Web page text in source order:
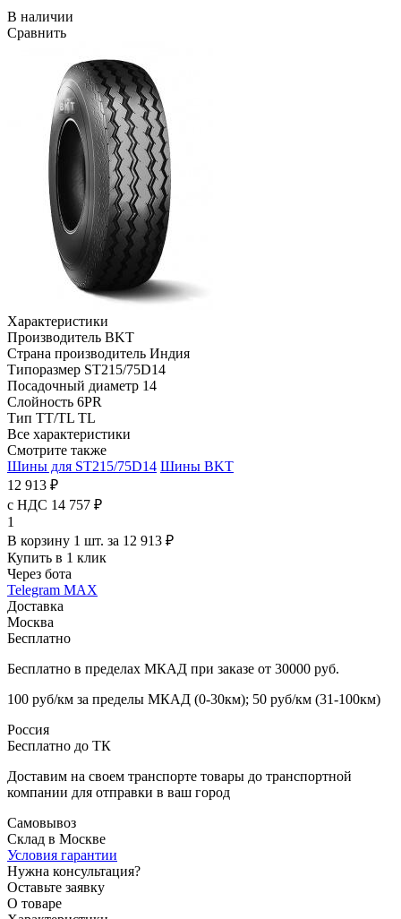
В наличии
Сравнить
Характеристики
Производитель BKT
Страна производитель Индия
Типоразмер ST215/75D14
Посадочный диаметр 14
Слойность 6PR
Тип TT/TL TL
Все характеристики
Смотрите также
Шины для ST215/75D14 Шины BKT
12 913 ₽
с НДС 14 757 ₽
1
В корзину 1 шт. за 12 913 ₽
Купить в 1 клик
Через бота
Telegram MAX
Доставка
Москва
Бесплатно
Бесплатно в пределах МКАД при заказе от 30000 руб.
100 руб/км за пределы МКАД (0-30км); 50 руб/км (31-100км)
Россия
Бесплатно до ТК
Доставим на своем транспорте товары до транспортной
компании для отправки в ваш город
Самовывоз
Склад в Москве
Условия гарантии
Нужна консультация?
Оставьте заявку
О товаре